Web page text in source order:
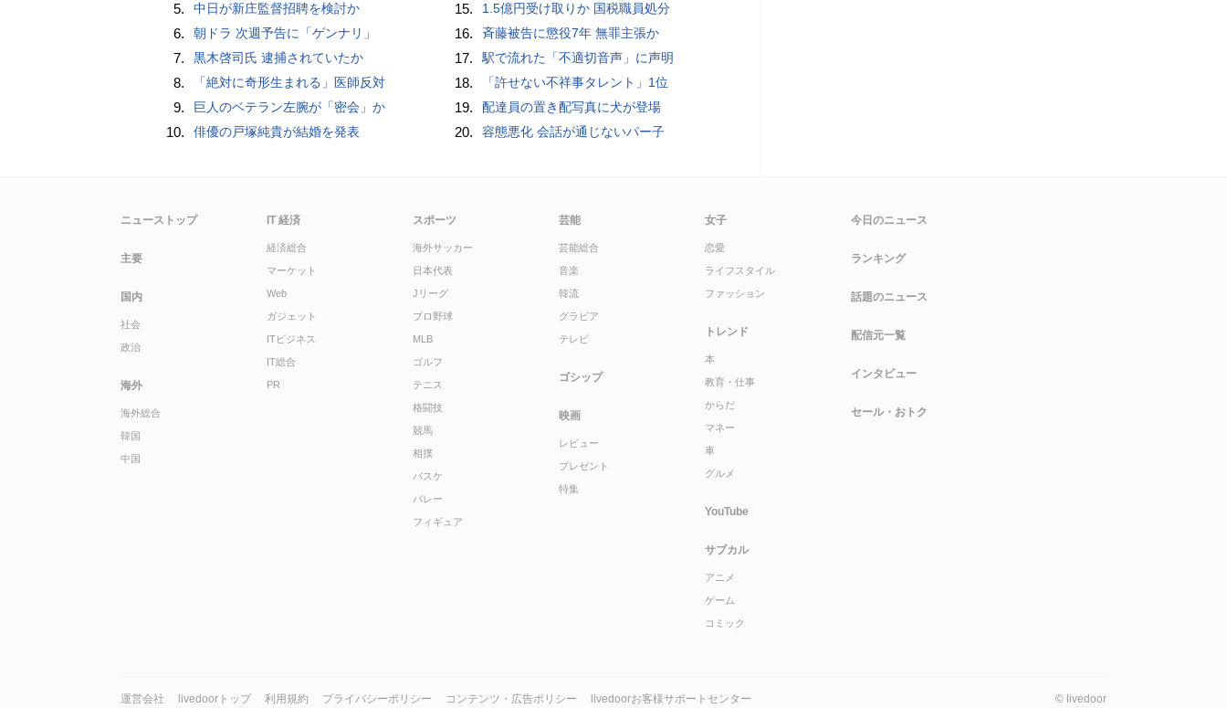
5. 中日が新庄監督招聘を検討か
6. 朝ドラ 次週予告に「ゲンナリ」
7. 黒木啓司氏 逮捕されていたか
8. 「絶対に奇形生まれる」医師反対
9. 巨人のベテラン左腕が「密会」か
10. 俳優の戸塚純貴が結婚を発表
15. 1.5億円受け取りか 国税職員処分
16. 斉藤被告に懲役7年 無罪主張か
17. 駅で流れた「不適切音声」に声明
18. 「許せない不祥事タレント」1位
19. 配達員の置き配写真に犬が登場
20. 容態悪化 会話が通じないパー子
ニューストップ
主要
国内
社会
政治
海外
海外総合
韓国
中国
IT 経済
経済総合
マーケット
Web
ガジェット
ITビジネス
IT総合
PR
スポーツ
海外サッカー
日本代表
Jリーグ
プロ野球
MLB
ゴルフ
テニス
格闘技
競馬
相撲
バスケ
バレー
フィギュア
芸能
芸能総合
音楽
韓流
グラビア
テレビ
ゴシップ
映画
レビュー
プレゼント
特集
女子
恋愛
ライフスタイル
ファッション
トレンド
本
教育・仕事
からだ
マネー
車
グルメ
YouTube
サブカル
アニメ
ゲーム
コミック
今日のニュース
ランキング
話題のニュース
配信元一覧
インタビュー
セール・おトク
運営会社 livedoorトップ 利用規約 プライバシーポリシー コンテンツ・広告ポリシー livedoorお客様サポートセンター © livedoor